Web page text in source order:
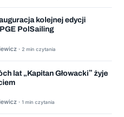
kolejnej edycji
PolSailing
· 2 min czytania
lat „Kapitan Głowacki” żyje
· 1 min czytania